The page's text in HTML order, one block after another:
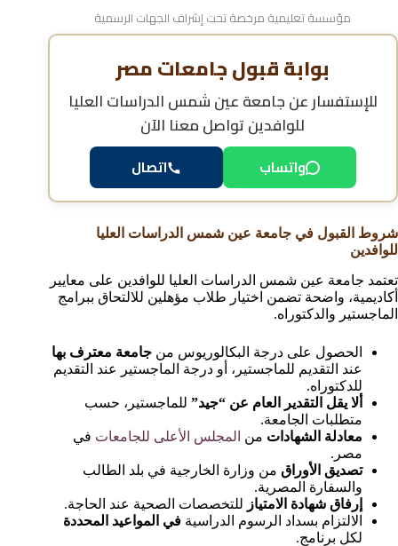
مؤسسة تعليمية مرخصة تحت إشراف الجهات الرسمية
بوابة قبول جامعات مصر
للإستفسار عنجامعة عين شمس الدراسات العليا
للوافدينتواصل معنا الآن
واتساب اتصال
شروط القبول في جامعة عين شمس الدراسات العليا
للوافدين
تعتمد جامعة عين شمس الدراسات العليا للوافدين على معايير
أكاديمية، واضحة تضمن اختيار طلاب مؤهلين للالتحاق ببرامج
الماجستير والدكتوراه.
الحصول على درجة البكالوريوس من جامعة معترف بها
عند التقديم للماجستير، أو درجة الماجستير عند التقديم
للدكتوراه.
ألا يقل التقدير العام عن “جيد” للماجستير، حسب
متطلبات الجامعة.
معادلة الشهادات من المجلس الأعلى للجامعات في
مصر.
تصديق الأوراق من وزارة الخارجية في بلد الطالب
والسفارة المصرية.
إرفاق شهادة الامتياز للتخصصات الصحية عند الحاجة.
الالتزام بسداد الرسوم الدراسية في المواعيد المحددة
لكل برنامج.